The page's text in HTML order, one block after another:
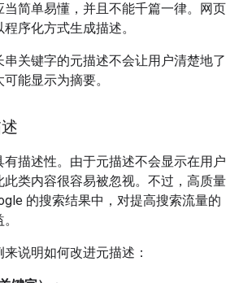
简单易懂，并且不能千篇一律。网页
序化方式生成描述。
关键字的元描述不会让用户清楚地了
能显示为摘要。
描述性。由于元描述不会显示在用户
类内容很容易被忽视。不过，高质量
的搜索结果中，对提高搜索流量的
说明如何改进元描述：